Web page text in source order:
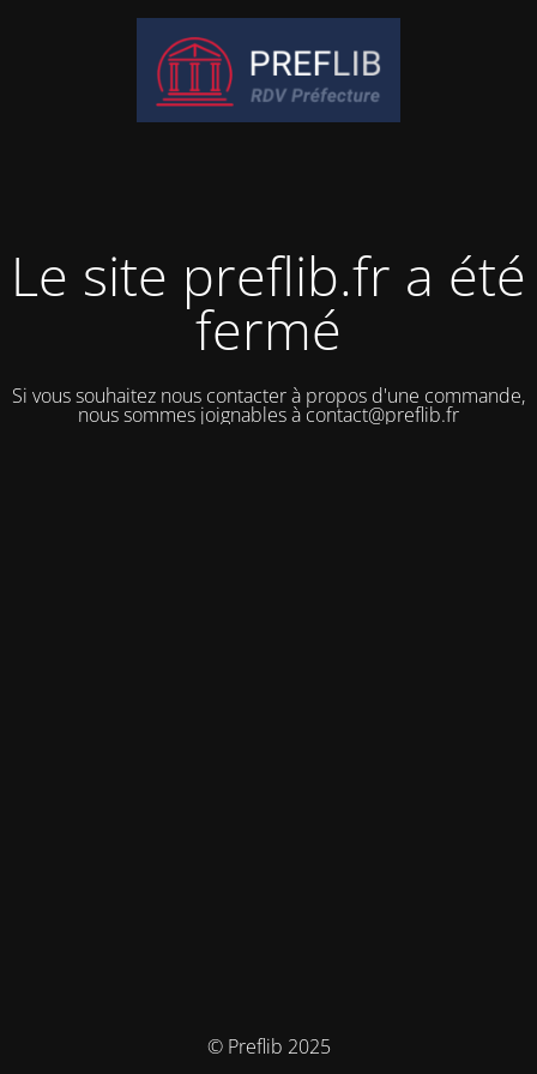
Le site preflib.fr a été
fermé
Si vous souhaitez nous contacter à propos d'une commande,
nous sommes joignables à contact@preflib.fr
© Preflib 2025